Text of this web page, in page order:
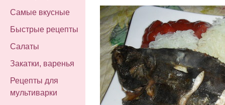
Самые вкусные
Быстрые рецепты
Салаты
Закатки, варенья
Рецепты для
мультиварки